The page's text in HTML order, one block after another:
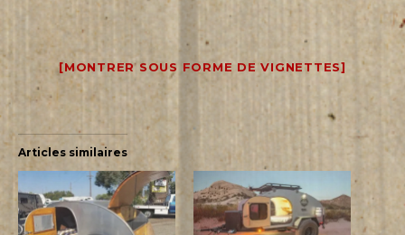
[MONTRER SOUS FORME DE VIGNETTES]
Articles similaires